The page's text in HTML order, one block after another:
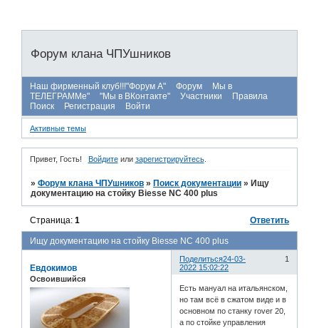
Форум клана ЧПУшников
Наш фирменный клуб!!!"Форум А" Форум
Мы в
ТЕЛЕГРАММе"
"Мы в ВКонтакте" Участники
Правила
Поиск
Регистрация Войти
Активные темы
Привет, Гость! Войдитеили зарегистрируйтесь.
»Форум клана ЧПУшников » Поиск документации » Ищу
документацию на стойку Biesse NC 400 plus
Ищу документацию на стойку Biesse NC 400 plus
Страница:1 Ответить
Поделиться 1
24-03-
2022 15:02:22
Евдокимов
Освоившийся
Есть мануал на итальянском,
но там всё в сжатом виде и в
основном по станку rover 20,
а по стойке управления